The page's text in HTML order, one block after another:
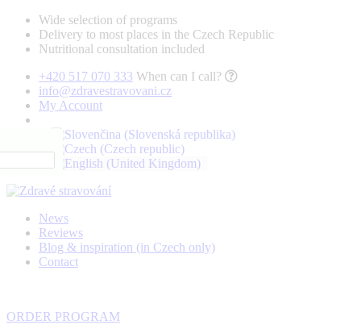
Wide selection of programs
Delivery to most places in the Czech Republic
Nutritional consultation included
+420 517 070 333 When can I call?
info@zdravestravovani.cz
My Account
News
Reviews
Blog & inspiration (in Czech only)
Contact
ORDER PROGRAM